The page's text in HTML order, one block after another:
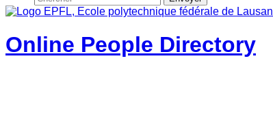
Online People Directory